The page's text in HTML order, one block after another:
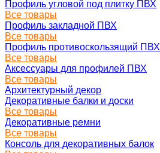
Профиль угловой под плитку ПВХ
Все товары
Профиль закладной ПВХ
Все товары
Профиль противоскользящий ПВХ
Все товары
Аксессуары для профилей ПВХ
Все товары
Архитектурный декор
Декоративные балки и доски
Все товары
Декоративные ремни
Все товары
Консоль для декоративных балок